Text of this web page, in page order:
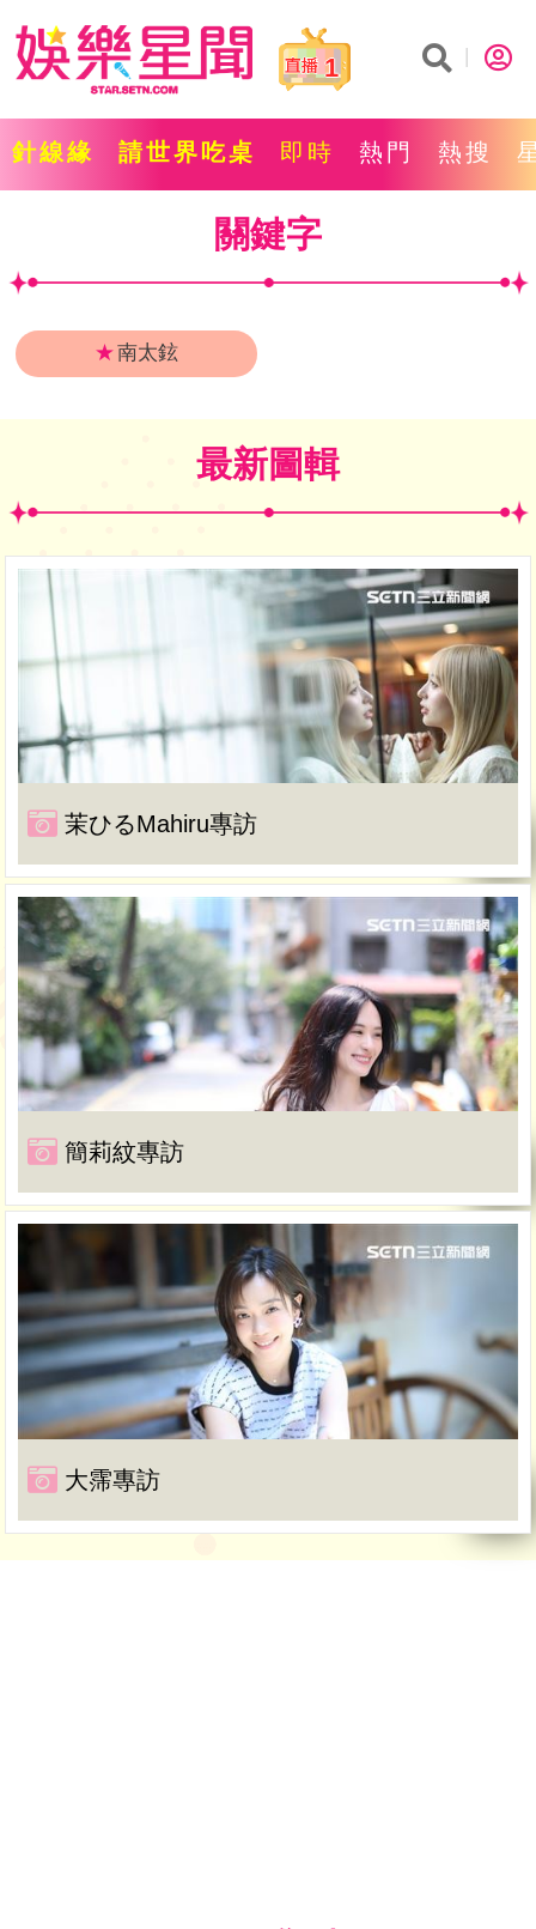
1
針線緣 請世界吃桌 即時 熱門 熱搜
關鍵字
★南太鉉
最新圖輯
茉ひるMahiru專訪
簡莉紋專訪
大霈專訪